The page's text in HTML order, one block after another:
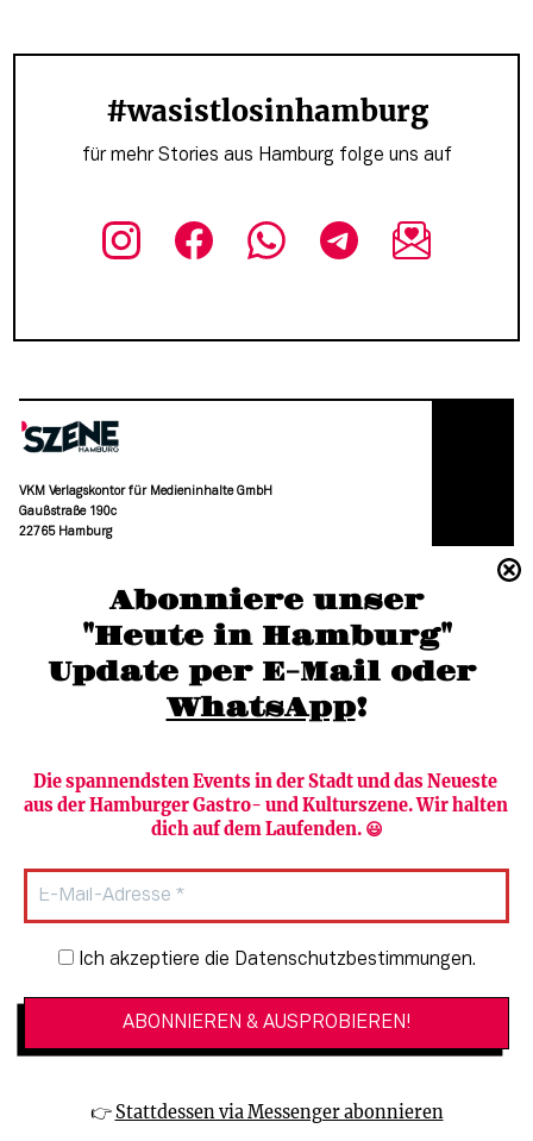
Abonniere unser
"Heute in Hamburg"
Update per E-Mail oder
WhatsApp!
Die spannendsten Events in der Stadt und das Neueste
aus der Hamburger Gastro- und Kulturszene. Wir halten
dich auf dem Laufenden. 😃
Newsletter-Anmeldung
Ich akzeptiere die Datenschutzbestimmungen.
👉 Stattdessen via Messenger abonnieren
#wasistlosinhamburg
für mehr Stories aus Hamburg folge uns auf
VKM Verlagskontor für Medieninhalte GmbH
Gaußstraße 190c
22765 Hamburg
moc.grubmah-enezs@ofni
Newsletter abonnieren
HAMBURG PUR
🔗 Kinoprogramm
Datenschutzbestimmungen